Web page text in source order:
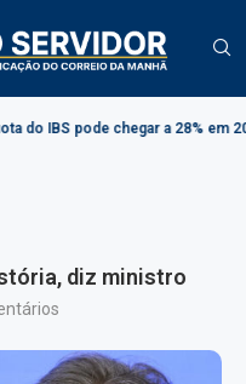
chegar a 28% em 2033
diz ministro